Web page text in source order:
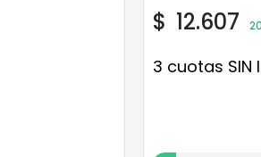
$ 12.607
3 cuotas SIN